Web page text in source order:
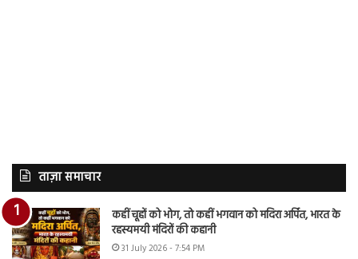
ताज़ा समाचार
कहीं चूहों को भोग, तो कहीं भगवान को मदिरा अर्पित, भारत के
रहस्यमयी मंदिरों की कहानी
31 July 2026 - 7:54 PM